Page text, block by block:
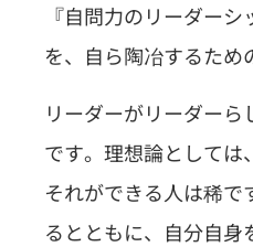
『自問力のリーダー
を、自ら陶冶するため
リーダーがリーダー
です。理想論としては
それができる人は稀
るとともに、自分自